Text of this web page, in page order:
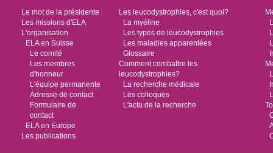
Le mot de la présidente
Les missions d'ELA
L'organisation
ELA en Suisse
Le comité
Les membres
d'honneur
L'équipe permanente
Adresse de contact
Formulaire de
contact
ELA en Europe
Les publications
Les leucodystrophies, c'est quoi?
La myéline
Les types de leucodystrophies
Les maladies apparentées
Glossaire
Comment combattre les
leucodystrophies?
La recherche médicale
Les colloques
L'actu de la recherche